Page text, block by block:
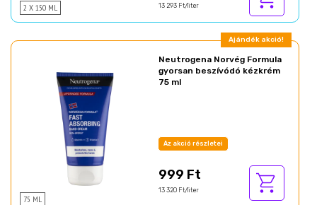
2 X 150 ML 13 293 Ft/liter
Ajándék akció!
75 ML
Neutrogena Norvég Formula
gyorsan beszívódó kézkrém
75 ml
Az akció részletei
999 Ft
13 320 Ft/liter